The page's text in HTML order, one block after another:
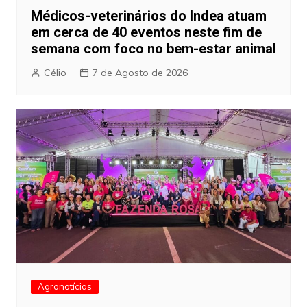
Médicos-veterinários do Indea atuam
em cerca de 40 eventos neste fim de
semana com foco no bem-estar animal
Célio 7 de Agosto de 2026
Agronotícias